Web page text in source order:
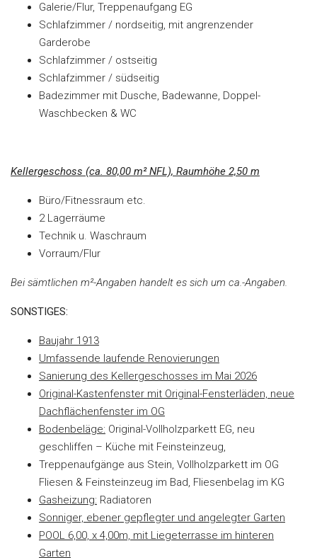
Galerie/Flur, Treppenaufgang EG
Schlafzimmer / nordseitig, mit angrenzender
Garderobe
Schlafzimmer / ostseitig
Schlafzimmer / südseitig
Badezimmer mit Dusche, Badewanne, Doppel-
Waschbecken & WC
Kellergeschoss (ca. 80,00 m² NFL), Raumhöhe 2,50 m
Büro/Fitnessraum etc.
2 Lagerräume
Technik u. Waschraum
Vorraum/Flur
Bei sämtlichen m²-Angaben handelt es sich um ca.-Angaben.
SONSTIGES:
Baujahr 1913
Umfassende laufende Renovierungen
Sanierung des Kellergeschosses im Mai 2026
Original-Kastenfenster mit Original-Fensterläden, neue
Dachflächenfenster im OG
Bodenbeläge: Original-Vollholzparkett EG, neu
geschliffen – Küche mit Feinsteinzeug,
Treppenaufgänge aus Stein, Vollholzparkett im OG
Fliesen & Feinsteinzeug im Bad, Fliesenbelag im KG
Gasheizung: Radiatoren
Sonniger, ebener gepflegter und angelegter Garten
POOL 6,00, x 4,00m, mit Liegeterrasse im hinteren
Garten